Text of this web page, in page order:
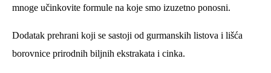
mnoge učinkovite formule na koje smo izuzetno ponosni.
Dodatak prehrani koji se sastoji od gurmanskih listova i lišća
borovnice prirodnih biljnih ekstrakata i cinka.